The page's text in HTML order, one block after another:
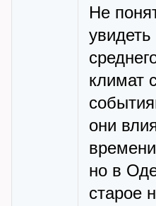
Не
климат
они
но в
старое